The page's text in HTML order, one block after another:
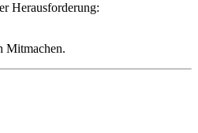
Herausforderung:
Mitmachen.